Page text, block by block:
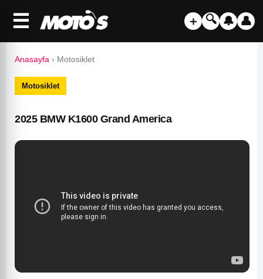
☰ ＋ 🔍 🔔 👤
Anasayfa › Motosiklet
Motosiklet
2025 BMW K1600 Grand America